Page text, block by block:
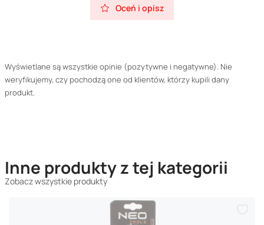
Oceń i opisz
Wyświetlane są wszystkie opinie (pozytywne i negatywne). Nie
weryfikujemy, czy pochodzą one od klientów, którzy kupili dany
produkt.
Inne produkty z tej kategorii
Zobacz wszystkie produkty